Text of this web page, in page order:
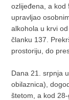
ozlijeđena, a kod
upravljao
alkohola u krvi
članku 137.
prostoriju, do
Dana 21. srpnja
obilaznica),
štetom, a kod